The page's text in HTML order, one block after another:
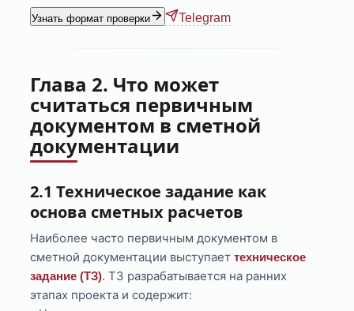
Узнать формат проверки Telegram
Глава 2. Что может
считаться первичным
документом в сметной
документации
2.1 Техническое задание как
основа сметных расчетов
Наиболее часто первичным документом в
сметной документации выступаеттехническое
задание (ТЗ). ТЗ разрабатывается на ранних
этапах проекта и содержит: